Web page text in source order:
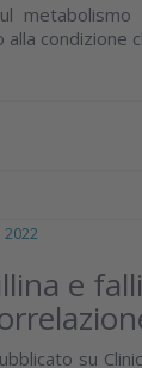
metabolismo
condizione
e
su